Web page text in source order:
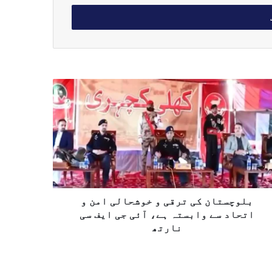
بلوچستان کی ترقی و خوشحالی امن و
اتحاد سے وابستہ ہے، آئی جی ایف سی
نارتھ